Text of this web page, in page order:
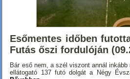
Esőmentes időben
Futás őszi fordulóján
Bár eső nem, a szél viszont annál
ellátogató 137 futó dolgát a Négy